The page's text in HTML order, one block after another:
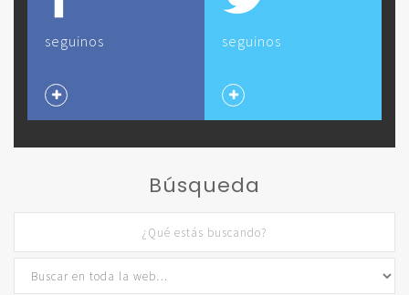
seguinos seguinos
Búsqueda